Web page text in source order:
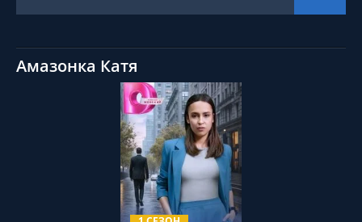
Амазонка Катя
СМОТРЕТЬ ОНЛАЙН